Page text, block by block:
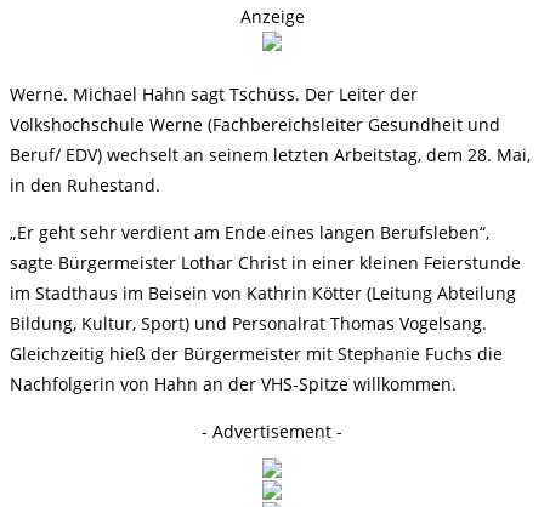
Anzeige
Werne. Michael Hahn sagt Tschüss. Der Leiter der
Volkshochschule Werne (Fachbereichsleiter Gesundheit und
Beruf/ EDV) wechselt an seinem letzten Arbeitstag, dem 28. Mai,
in den Ruhestand.
„Er geht sehr verdient am Ende eines langen Berufsleben“,
sagte Bürgermeister Lothar Christ in einer kleinen Feierstunde
im Stadthaus im Beisein von Kathrin Kötter (Leitung Abteilung
Bildung, Kultur, Sport) und Personalrat Thomas Vogelsang.
Gleichzeitig hieß der Bürgermeister mit Stephanie Fuchs die
Nachfolgerin von Hahn an der VHS-Spitze willkommen.
- Advertisement -